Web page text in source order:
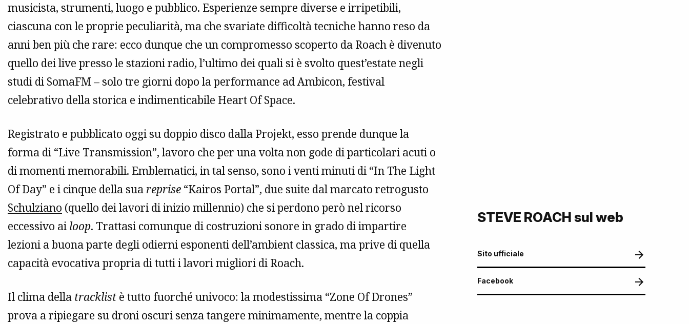
musicista, strumenti, luogo e pubblico. Esperienze sempre diverse e irripetibili,
ciascuna con le proprie peculiarità, ma che svariate difficoltà tecniche hanno reso da
anni ben più che rare: ecco dunque che un compromesso scoperto da Roach è divenuto
quello dei live presso le stazioni radio, l’ultimo dei quali si è svolto quest’estate negli
studi di SomaFM – solo tre giorni dopo la performance ad Ambicon, festival
celebrativo della storica e indimenticabile Heart Of Space.
Registrato e pubblicato oggi su doppio disco dalla Projekt, esso prende dunque la
forma di “Live Transmission”, lavoro che per una volta non gode di particolari acuti o
di momenti memorabili. Emblematici, in tal senso, sono i venti minuti di “In The Light
Of Day” e i cinque della sua reprise “Kairos Portal”, due suite dal marcato retrogusto
Schulziano (quello dei lavori di inizio millennio) che si perdono però nel ricorso
eccessivo ai loop. Trattasi comunque di costruzioni sonore in grado di impartire
lezioni a buona parte degli odierni esponenti dell’ambient classica, ma prive di quella
capacità evocativa propria di tutti i lavori migliori di Roach.
Il clima della tracklist è tutto fuorché univoco: la modestissima “Zone Of Drones”
prova a ripiegare su droni oscuri senza tangere minimamente, mentre la coppia
STEVE ROACH sul web
Sito ufficiale
Facebook